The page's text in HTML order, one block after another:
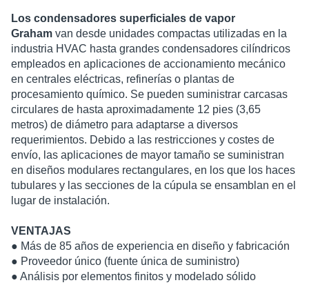
Los condensadores superficiales de vapor
Graham van desde unidades compactas utilizadas en la
industria HVAC hasta grandes condensadores cilíndricos
empleados en aplicaciones de accionamiento mecánico
en centrales eléctricas, refinerías o plantas de
procesamiento químico. Se pueden suministrar carcasas
circulares de hasta aproximadamente 12 pies (3,65
metros) de diámetro para adaptarse a diversos
requerimientos. Debido a las restricciones y costes de
envío, las aplicaciones de mayor tamaño se suministran
en diseños modulares rectangulares, en los que los haces
tubulares y las secciones de la cúpula se ensamblan en el
lugar de instalación.
VENTAJAS
● Más de 85 años de experiencia en diseño y fabricación
● Proveedor único (fuente única de suministro)
● Análisis por elementos finitos y modelado sólido